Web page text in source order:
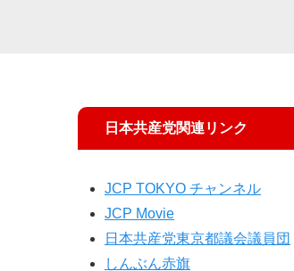
日本共産党関連リンク
JCP TOKYO チャンネル
JCP Movie
日本共産党東京都議会議員団
しんぶん赤旗